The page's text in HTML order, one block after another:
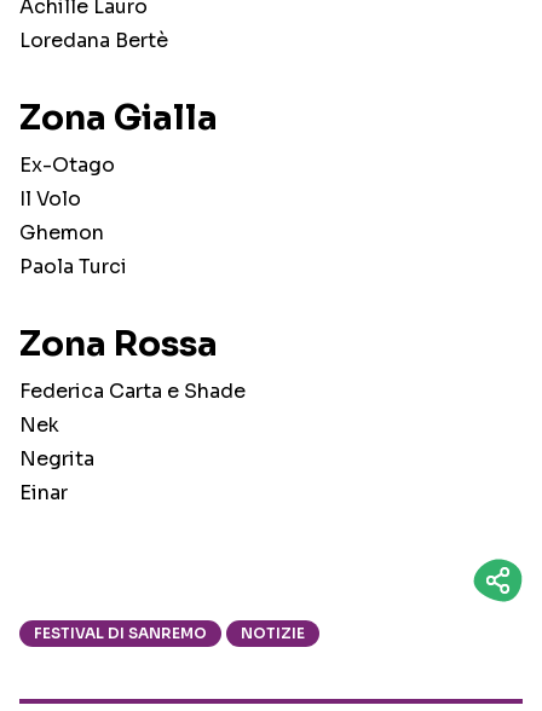
Achille Lauro
Loredana Bertè
Zona Gialla
Ex-Otago
Il Volo
Ghemon
Paola Turci
Zona Rossa
Federica Carta e Shade
Nek
Negrita
Einar
FESTIVAL DI SANREMO NOTIZIE